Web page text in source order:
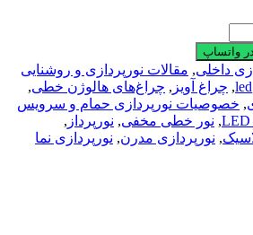
واتساپ
داخلی,مقالات نورپردازی و روشنایی
,چراغ آویز, چراغ‌های هالوژن خطی,
خصوصیات نورپردازی حمام و سرویس
,نور خطی مخفی,نورپرداز ,
,نورپردازی مدرن,نورپردازی نما